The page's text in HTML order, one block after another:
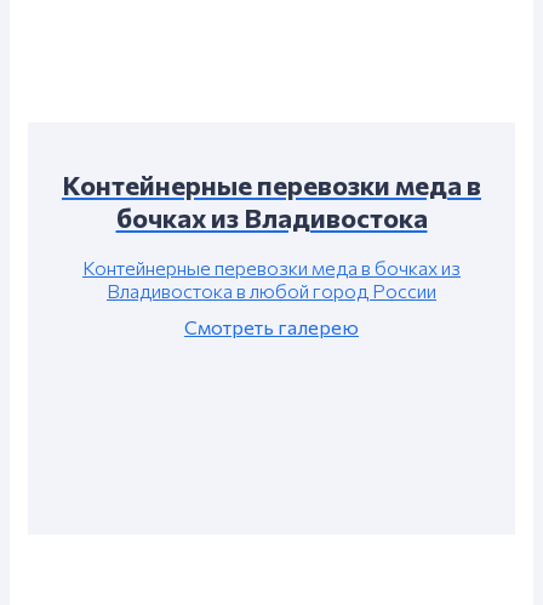
Контейнерные перевозки меда в
бочках из Владивостока
Контейнерные перевозки меда в бочках из
Владивостока в любой город России
Смотреть галерею